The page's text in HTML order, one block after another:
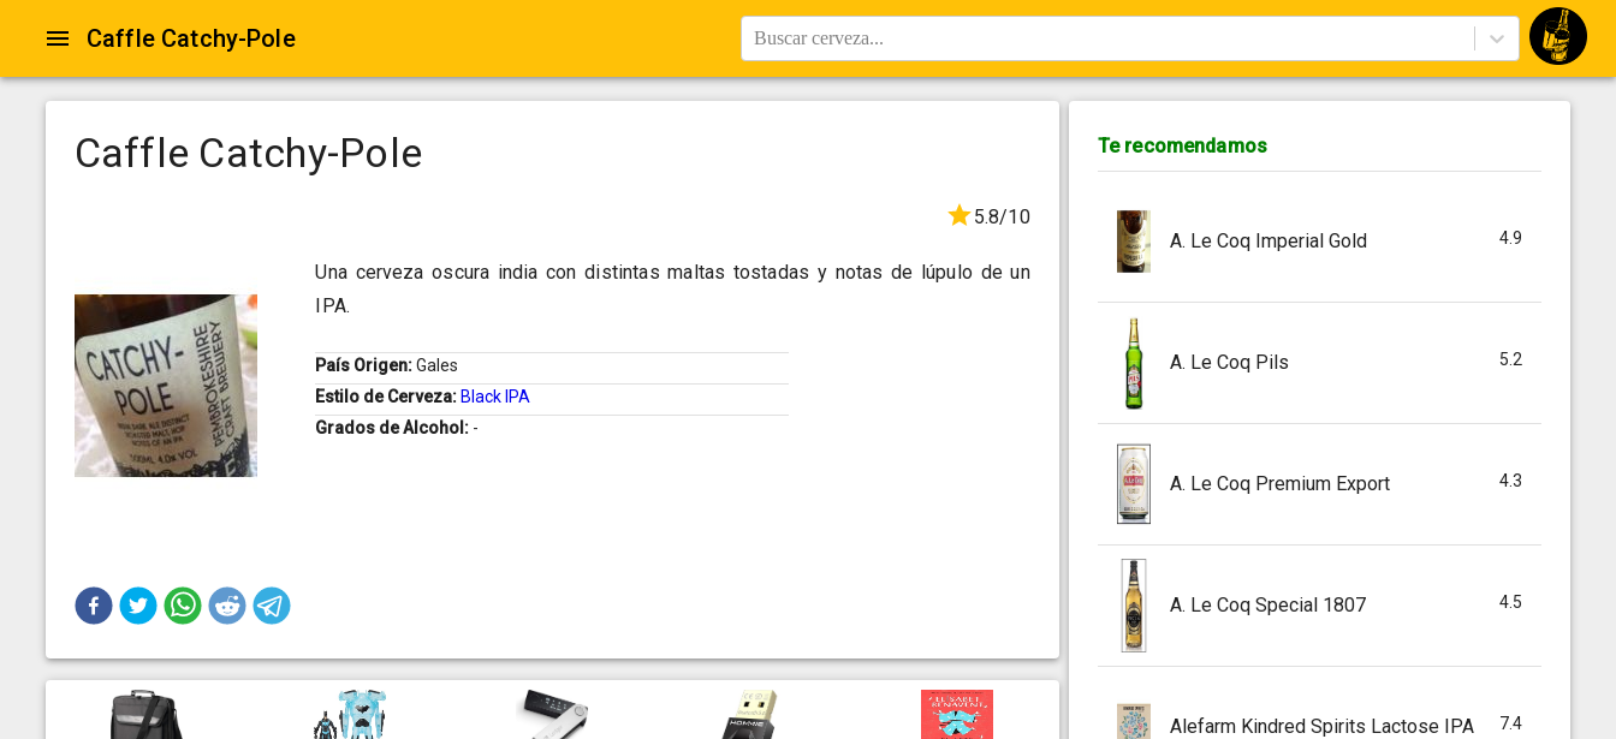
Caffle Catchy-Pole Buscar cerveza...
Caffle Catchy-Pole
5.8/10
Una cerveza oscura india con distintas maltas tostadas y notas de lúpulo de un
IPA.
País Origen:Gales
Estilo de Cerveza: Black IPA
Grados de Alcohol: -
Te recomendamos
A. Le Coq Imperial Gold 4.9
A. Le Coq Pils 5.2
A. Le Coq Premium Export 4.3
A. Le Coq Special 1807 4.5
Alefarm Kindred Spirits Lactose IPA 7.4